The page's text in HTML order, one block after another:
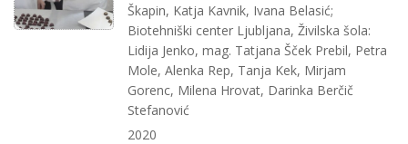
Škapin, Katja Kavnik, Ivana Belasić;
Biotehniški center Ljubljana, Živilska šola:
Lidija Jenko, mag. Tatjana Šček Prebil, Petra
Mole, Alenka Rep, Tanja Kek, Mirjam
Gorenc, Milena Hrovat, Darinka Berčič
Stefanović
2020